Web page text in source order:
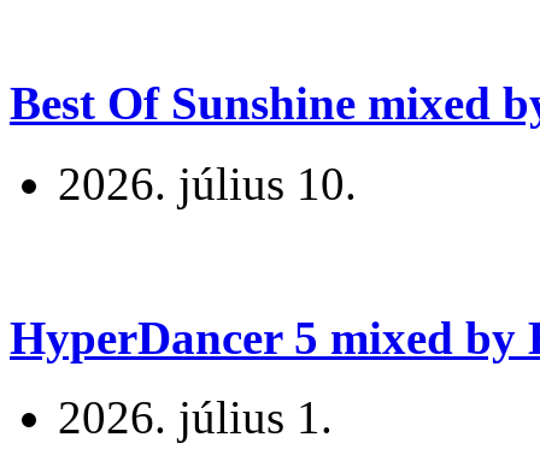
Best Of Sunshine mixed
2026. július 10.
HyperDancer 5 mixed by
2026. július 1.